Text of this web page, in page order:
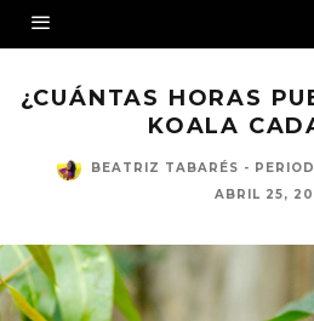
¿CUÁNTAS HORAS
KOALA
BEATRIZ TABARÉS -
ABRIL 25,